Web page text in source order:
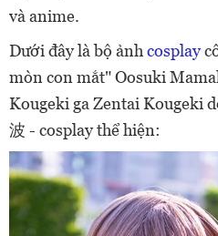
và anime.
Dưới đây là bộ ảnhcosplay
mòn con mắt" Oosuki
Kougeki ga Zentai Kougeki
波 - cosplay thể hiện: